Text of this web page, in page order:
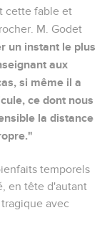
cette fable et
M. Godet
un instant le plus
aux
si même il a
ce dont nous
la distance
temporels
en tête d'autant
avec